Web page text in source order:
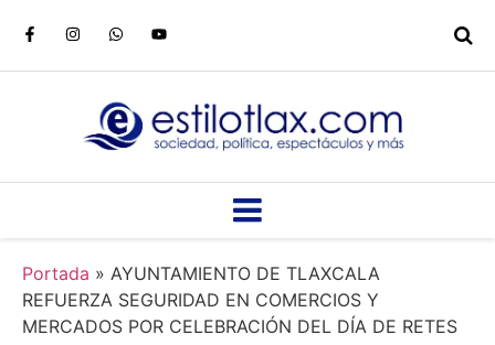
Portada » AYUNTAMIENTO DE TLAXCALA
REFUERZA SEGURIDAD EN COMERCIOS Y
MERCADOS POR CELEBRACIÓN DEL DÍA DE RETES